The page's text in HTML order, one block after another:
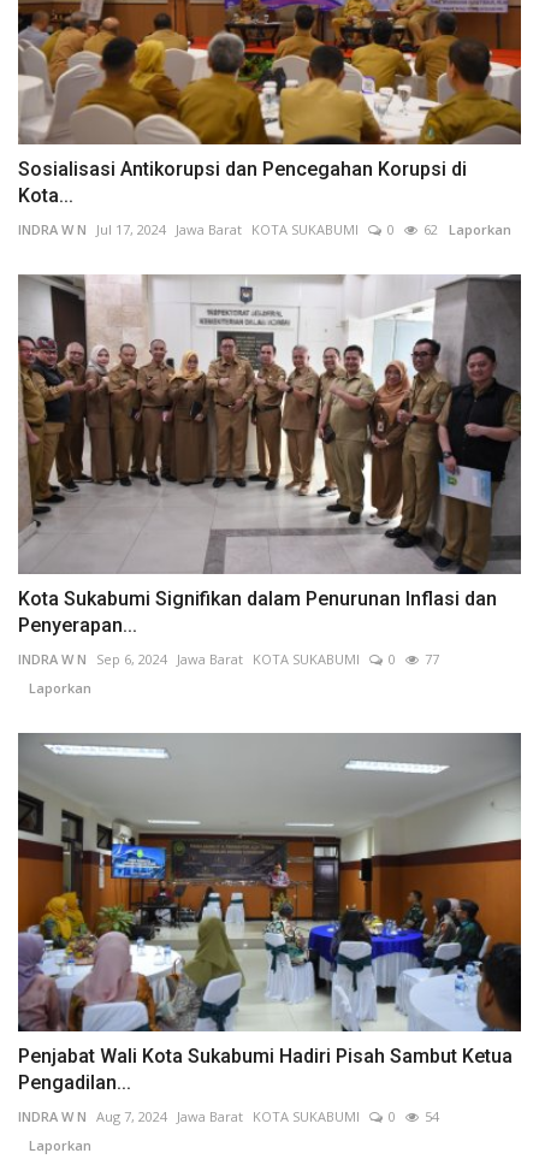
Sosialisasi Antikorupsi dan Pencegahan Korupsi di
Kota...
INDRA W N Jul 17, 2024 Jawa Barat KOTA SUKABUMI 0 62 Laporkan
Kota Sukabumi Signifikan dalam Penurunan Inflasi dan
Penyerapan...
INDRA W N Sep 6, 2024 Jawa Barat KOTA SUKABUMI 0
77
Laporkan
Penjabat Wali Kota Sukabumi Hadiri Pisah Sambut Ketua
Pengadilan...
INDRA W N Aug 7, 2024 Jawa Barat KOTA SUKABUMI 0
54
Laporkan